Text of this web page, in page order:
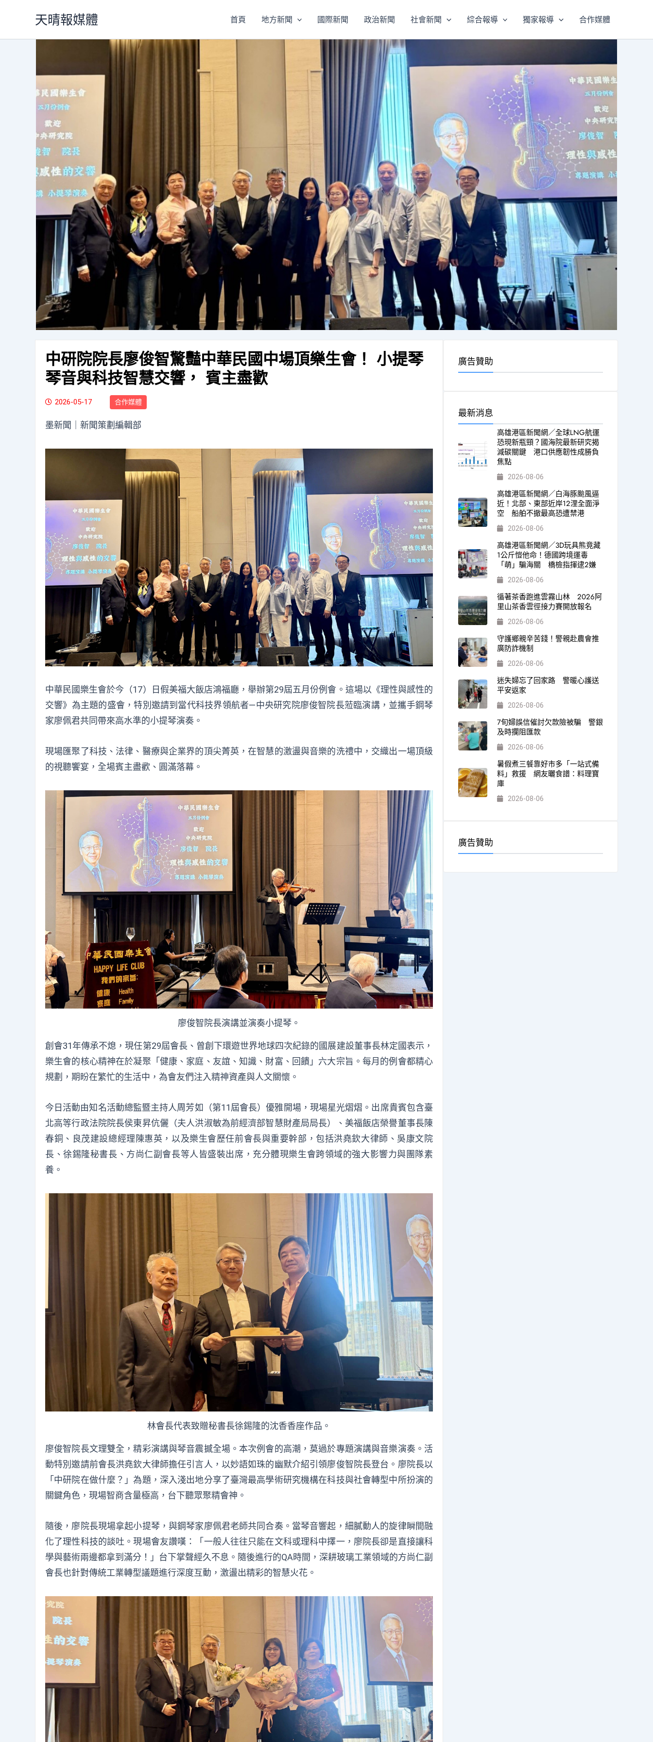
天晴報媒體 首頁 地方新聞 國際新聞 政治新聞 社會新聞 綜合報導 獨家報導 合作媒體
中研院院長廖俊智驚豔中華民國中場頂樂生會！ 小提琴
琴音與科技智慧交響， 賓主盡歡
2026-05-17 合作媒體
墨新聞 ｜新聞策劃編輯部
中華民國樂生會於今（17）日假美福大飯店鴻福廳，舉辦第29屆五月份例會。這場以《理性與感性的
交響》為主題的盛會，特別邀請到當代科技界領航者—中央研究院廖俊智院長蒞臨演講，並攜手鋼琴
家廖佩君共同帶來高水準的小提琴演奏。
現場匯聚了科技、法律、醫療與企業界的頂尖菁英，在智慧的激盪與音樂的洗禮中，交織出一場頂級
的視聽饗宴，全場賓主盡歡、圓滿落幕。
廖俊智院長演講並演奏小提琴。
創會31年傳承不熄，現任第29屆會長、曾創下環遊世界地球四次紀錄的國展建設董事長林定國表示，
樂生會的核心精神在於凝聚「健康、家庭、友誼、知識、財富、回饋」六大宗旨。每月的例會都精心
規劃，期盼在繁忙的生活中，為會友們注入精神資產與人文關懷。
今日活動由知名活動總監暨主持人周芳如（第11屆會長）優雅開場，現場星光熠熠。出席貴賓包含臺
北高等行政法院院長侯東昇伉儷（夫人洪淑敏為前經濟部智慧財產局局長）、美福飯店榮譽董事長陳
春銅、良茂建設總經理陳惠英，以及樂生會歷任前會長與重要幹部，包括洪堯欽大律師、吳康文院
長、徐錫隆秘書長、方尚仁副會長等人皆盛裝出席，充分體現樂生會跨領域的強大影響力與團隊素
養。
林會長代表致贈秘書長徐錫隆的沈香香座作品。
廖俊智院長文理雙全，精彩演講與琴音震撼全場。本次例會的高潮，莫過於專題演講與音樂演奏。活
動特別邀請前會長洪堯欽大律師擔任引言人，以妙語如珠的幽默介紹引領廖俊智院長登台。廖院長以
「中研院在做什麼？」為題，深入淺出地分享了臺灣最高學術研究機構在科技與社會轉型中所扮演的
關鍵角色，現場智商含量極高，台下聽眾聚精會神。
隨後，廖院長現場拿起小提琴，與鋼琴家廖佩君老師共同合奏。當琴音響起，細膩動人的旋律瞬間融
化了理性科技的談吐。現場會友讚嘆：「一般人往往只能在文科或理科中擇一，廖院長卻是直接讓科
學與藝術兩邊都拿到滿分！」台下掌聲經久不息。隨後進行的QA時間，深耕玻璃工業領域的方尚仁副
會長也針對傳統工業轉型議題進行深度互動，激盪出精彩的智慧火花。
廣告贊助
最新消息
高雄港區新聞網／全球LNG航運
恐現新瓶頸？國海院最新研究揭
減碳關鍵 港口供應韌性成勝負
焦點
2026-08-06
高雄港區新聞網／白海豚颱風逼
近！北部、東部近岸12浬全面淨
空 船舶不撤最高恐遭禁港
2026-08-06
高雄港區新聞網／3D玩具熊竟藏
1公斤愷他命！德國跨境運毒
「萌」騙海關 橋檢指揮逮2嫌
2026-08-06
循著茶香跑進雲霧山林 2026阿
里山茶香雲徑接力賽開放報名
2026-08-06
守護鄉親辛苦錢！警親赴農會推
廣防詐機制
2026-08-06
迷失婦忘了回家路 警暖心護送
平安返家
2026-08-06
7旬婦誤信催討欠款險被騙 警銀
及時攔阻匯款
2026-08-06
暑假煮三餐靠好市多「一站式備
料」救援 網友曬食譜：料理寶
庫
2026-08-06
廣告贊助